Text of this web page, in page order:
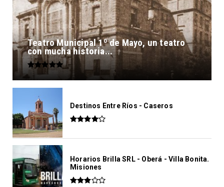
Teatro Municipal 1º de Mayo, un teatro
con mucha historia...
Destinos Entre Ríos - Caseros
Horarios Brilla SRL - Oberá - Villa Bonita.
Misiones